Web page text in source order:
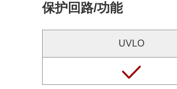
保护回路/功能
UVLO